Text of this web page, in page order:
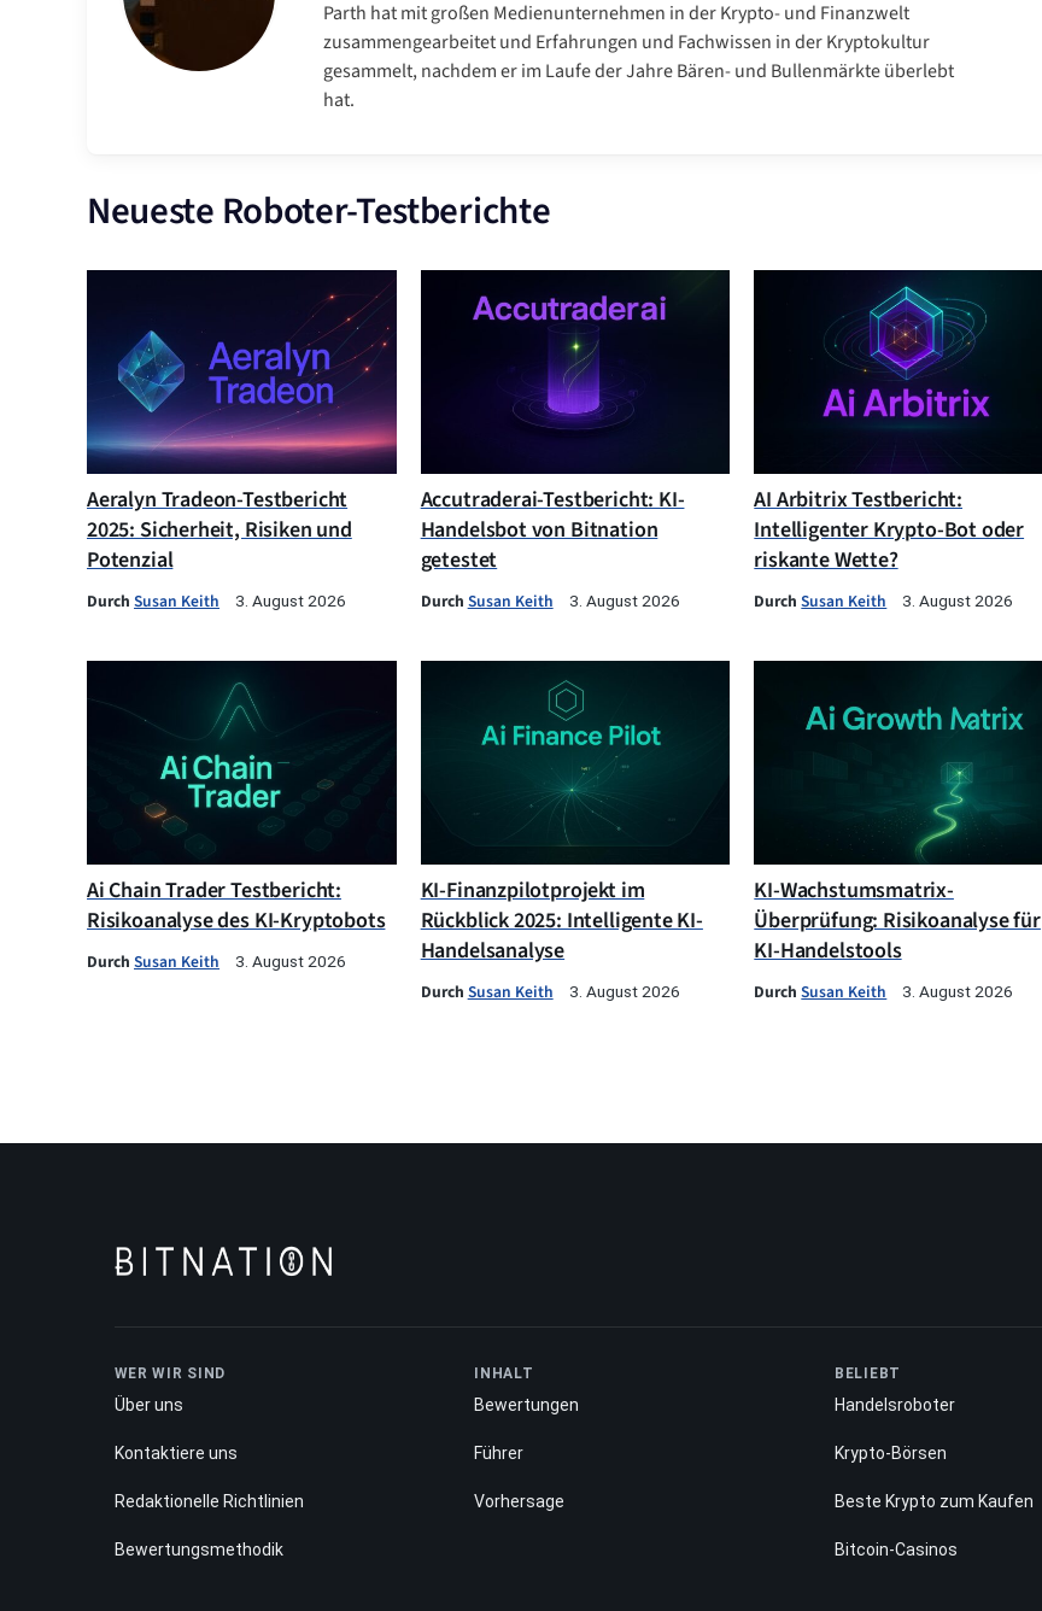
Parth hat mit großen Medienunternehmen in der Krypto- und Finanzwelt
zusammengearbeitet und Erfahrungen und Fachwissen in der Kryptokultur
gesammelt, nachdem er im Laufe der Jahre Bären- und Bullenmärkte überlebt
hat.
Neueste Roboter-Testberichte
Aeralyn Tradeon-Testbericht
2025: Sicherheit, Risiken und
Potenzial
Durch Susan Keith 3. August 2026
Accutraderai-Testbericht: KI-
Handelsbot von Bitnation
getestet
Durch Susan Keith 3. August 2026
AI Arbitrix Testbericht:
Intelligenter Krypto-Bot oder
riskante Wette?
DurchSusan Keith 3. August 2026
Ai Chain Trader Testbericht:
Risikoanalyse des KI-Kryptobots
Durch Susan Keith 3. August 2026
KI-Finanzpilotprojekt im
Rückblick 2025: Intelligente KI-
Handelsanalyse
Durch Susan Keith 3. August 2026
KI-Wachstumsmatrix-
Überprüfung: Risikoanalyse für
KI-Handelstools
DurchSusan Keith 3. August 2026
WER WIR SIND
Über uns
Kontaktiere uns
Redaktionelle Richtlinien
Bewertungsmethodik
INHALT
Bewertungen
Führer
Vorhersage
BELIEBT
Handelsroboter
Krypto-Börsen
Beste Krypto zum Kaufen
Bitcoin-Casinos